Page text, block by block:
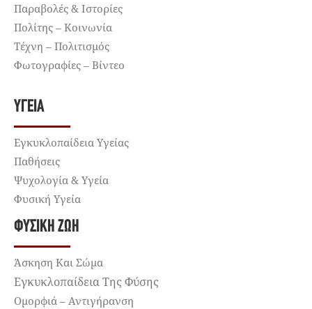
Παραβολές & Ιστορίες
Πολίτης – Κοινωνία
Τέχνη – Πολιτισμός
Φωτογραφίες – Βίντεο
ΥΓΕΊΑ
Εγκυκλοπαίδεια Υγείας
Παθήσεις
Ψυχολογία & Υγεία
Φυσική Υγεία
ΦΥΣΙΚΉ ΖΩΉ
Άσκηση Και Σώμα
Εγκυκλοπαίδεια Της Φύσης
Ομορφιά – Αντιγήρανση